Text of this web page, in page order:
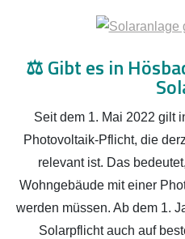
⚖️Gibt es in
Seit dem 1. Mai 2022 gilt
Photovoltaik-Pflicht, die
relevant ist. Das
Wohngebäude mit einer
werden müssen. Ab dem 1.
Solarpflicht auch auf